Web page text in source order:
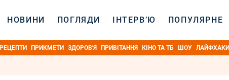
НОВИНИ ПОГЛЯДИ ІНТЕРВ’Ю ПОПУЛЯРНЕ
РЕЦЕПТИ ПРИКМЕТИ ЗДОРОВ'Я ПРИВІТАННЯ КІНО ТА ТБ ШОУ ЛАЙФХАКИ